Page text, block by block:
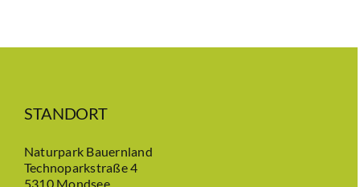
STANDORT
Naturpark Bauernland
Technoparkstraße 4
5310 Mondsee